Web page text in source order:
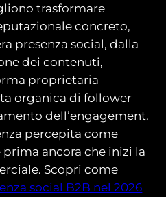
trasformare
concreto,
presenza social, dalla
dei contenuti,
proprietaria
organica di follower
dell’engagement.
percepita come
ancora che inizi la
Scopri come
social B2B nel 2026